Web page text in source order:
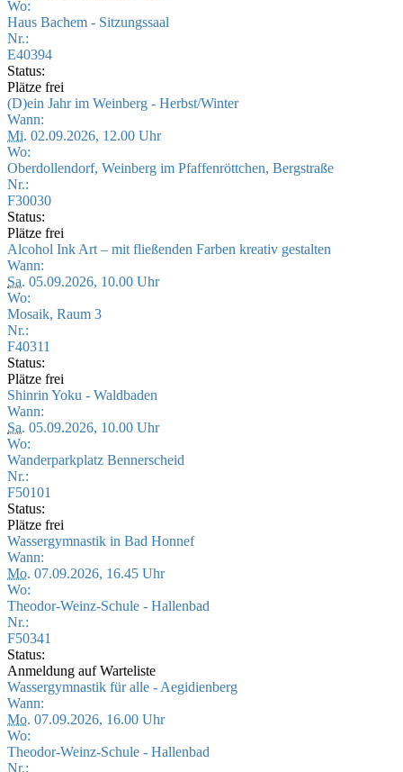
Wo:
Haus Bachem - Sitzungssaal
Nr.:
E40394
Status:
Plätze frei
(D)ein Jahr im Weinberg - Herbst/Winter
Wann:
Mi. 02.09.2026, 12.00 Uhr
Wo:
Oberdollendorf, Weinberg im Pfaffenröttchen, Bergstraße
Nr.:
F30030
Status:
Plätze frei
Alcohol Ink Art – mit fließenden Farben kreativ gestalten
Wann:
Sa. 05.09.2026, 10.00 Uhr
Wo:
Mosaik, Raum 3
Nr.:
F40311
Status:
Plätze frei
Shinrin Yoku - Waldbaden
Wann:
Sa. 05.09.2026, 10.00 Uhr
Wo:
Wanderparkplatz Bennerscheid
Nr.:
F50101
Status:
Plätze frei
Wassergymnastik in Bad Honnef
Wann:
Mo. 07.09.2026, 16.45 Uhr
Wo:
Theodor-Weinz-Schule - Hallenbad
Nr.:
F50341
Status:
Anmeldung auf Warteliste
Wassergymnastik für alle - Aegidienberg
Wann:
Mo. 07.09.2026, 16.00 Uhr
Wo:
Theodor-Weinz-Schule - Hallenbad
Nr.: